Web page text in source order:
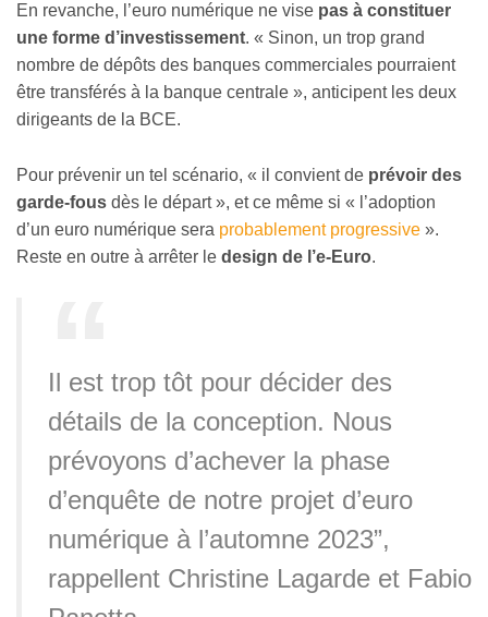
En revanche, l’euro numérique ne vise pas à constituer
une forme d’investissement. « Sinon, un trop grand
nombre de dépôts des banques commerciales pourraient
être transférés à la banque centrale », anticipent les deux
dirigeants de la BCE.
Pour prévenir un tel scénario, « il convient de prévoir des
garde-fous dès le départ », et ce même si « l’adoption
d’un euro numérique sera probablement progressive ».
Reste en outre à arrêter le design de l’e-Euro.
Il est trop tôt pour décider des
détails de la conception. Nous
prévoyons d’achever la phase
d’enquête de notre projet d’euro
numérique à l’automne 2023”,
rappellent Christine Lagarde et Fabio